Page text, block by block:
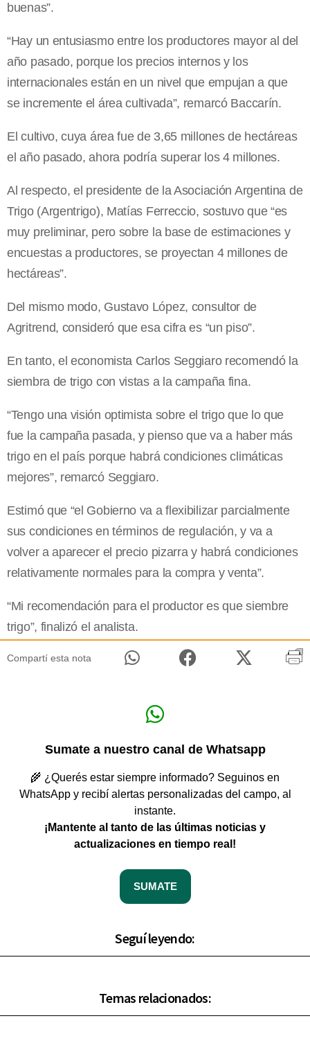
buenas”.
“Hay un entusiasmo entre los productores mayor al del
año pasado, porque los precios internos y los
internacionales están en un nivel que empujan a que
se incremente el área cultivada”, remarcó Baccarín.
El cultivo, cuya área fue de 3,65 millones de hectáreas
el año pasado, ahora podría superar los 4 millones.
Al respecto, el presidente de la Asociación Argentina de
Trigo (Argentrigo), Matías Ferreccio, sostuvo que “es
muy preliminar, pero sobre la base de estimaciones y
encuestas a productores, se proyectan 4 millones de
hectáreas”.
Del mismo modo, Gustavo López, consultor de
Agritrend, consideró que esa cifra es “un piso”.
En tanto, el economista Carlos Seggiaro recomendó la
siembra de trigo con vistas a la campaña fina.
“Tengo una visión optimista sobre el trigo que lo que
fue la campaña pasada, y pienso que va a haber más
trigo en el país porque habrá condiciones climáticas
mejores”, remarcó Seggiaro.
Estimó que “el Gobierno va a flexibilizar parcialmente
sus condiciones en términos de regulación, y va a
volver a aparecer el precio pizarra y habrá condiciones
relativamente normales para la compra y venta”.
“Mi recomendación para el productor es que siembre
trigo”, finalizó el analista.
Compartí esta nota
Sumate a nuestro canal de Whatsapp
🌾 ¿Querés estar siempre informado? Seguinos en
WhatsApp y recibí alertas personalizadas del campo, al
instante.
¡Mantente al tanto de las últimas noticias y
actualizaciones en tiempo real!
SUMATE
Seguí leyendo:
Temas relacionados: